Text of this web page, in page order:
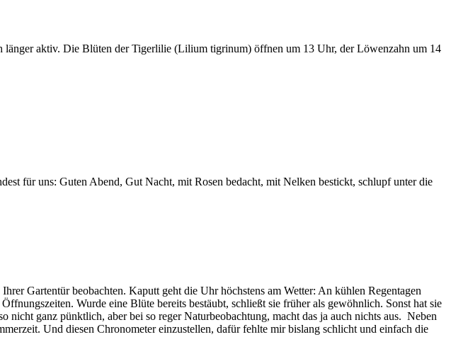
aktiv. Die Blüten der Tigerlilie (Lilium tigrinum) öffnen um 13 Uhr, der Löwenzahn um 14
für uns: Guten Abend, Gut Nacht, mit Rosen bedacht, mit Nelken bestickt, schlupf unter die
Gartentür beobachten. Kaputt geht die Uhr höchstens am Wetter: An kühlen Regentagen
Wurde eine Blüte bereits bestäubt, schließt sie früher als gewöhnlich. Sonst hat sie
ganz pünktlich, aber bei so reger Naturbeobachtung, macht das ja auch nichts aus. Neben
Und diesen Chronometer einzustellen, dafür fehlte mir bislang schlicht und einfach die